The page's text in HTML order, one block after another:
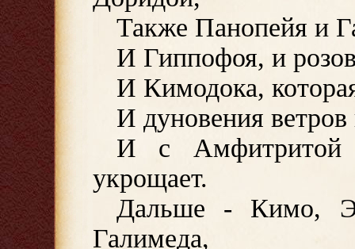
Также Панопейя и
И Гиппофоя, и
И Кимодока,
И дуновения
И с Амфитритой
укрощает.
Дальше - Кимо,
Галимеда,